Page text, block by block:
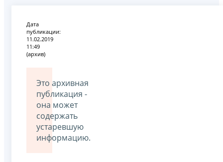
Дата
публикации:
11.02.2019
11:49
(архив)
Это архивная
публикация -
она может
содержать
устаревшую
информацию.